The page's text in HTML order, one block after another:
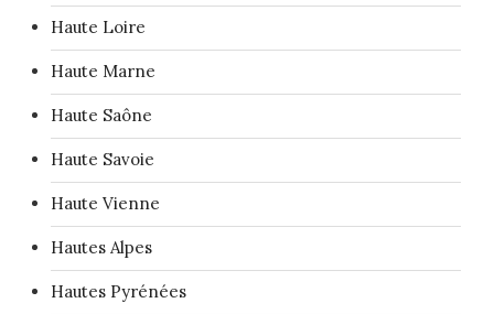
Haute Loire
Haute Marne
Haute Saône
Haute Savoie
Haute Vienne
Hautes Alpes
Hautes Pyrénées